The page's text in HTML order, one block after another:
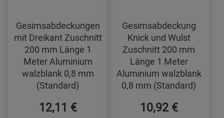
Gesimsabdeckungen
mit Dreikant Zuschnitt
200 mm Länge 1
Meter Aluminium
walzblank 0,8 mm
(Standard)
12,11 €
Gesimsabdeckung
Knick und Wulst
Zuschnitt 200 mm
Länge 1 Meter
Aluminium walzblank
0,8 mm (Standard)
10,92 €